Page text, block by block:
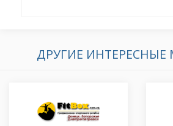
ДРУГИЕ ИНТЕРЕСНЫЕ